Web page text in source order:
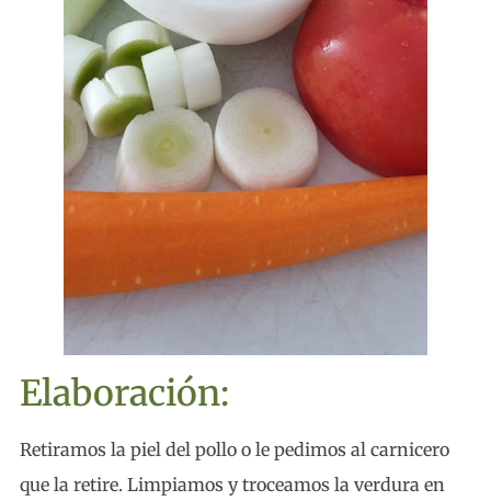
Elaboración:
Retiramos la piel del pollo o le pedimos al carnicero
que la retire. Limpiamos y troceamos la verdura en